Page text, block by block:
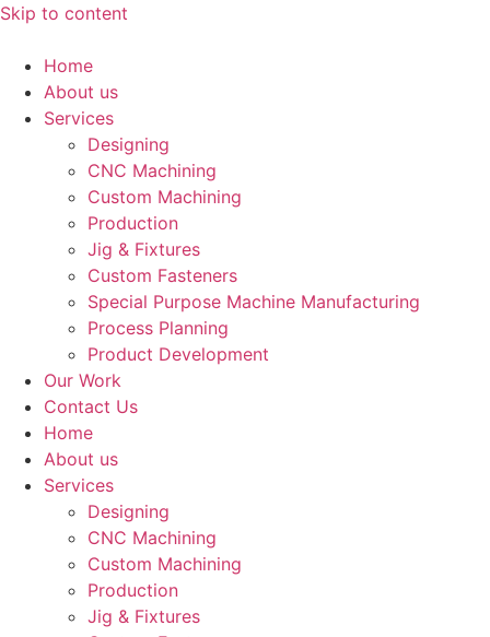
Skip to content
Home
About us
Services
Designing
CNC Machining
Custom Machining
Production
Jig & Fixtures
Custom Fasteners
Special Purpose Machine Manufacturing
Process Planning
Product Development
Our Work
Contact Us
Home
About us
Services
Designing
CNC Machining
Custom Machining
Production
Jig & Fixtures